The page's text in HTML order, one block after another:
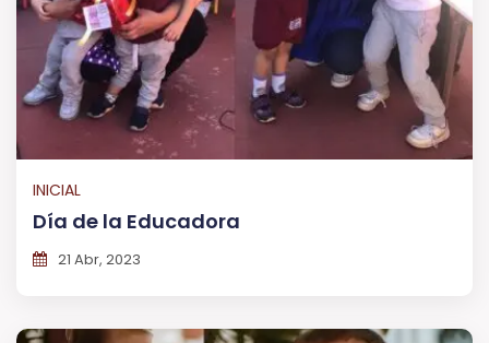
INICIAL
Día de la Educadora
21 Abr, 2023